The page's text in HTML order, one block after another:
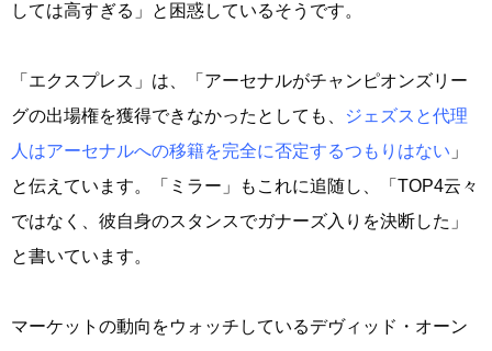
しては高すぎる」と困惑しているそうです。
「エクスプレス」は、「アーセナルがチャンピオンズリー
グの出場権を獲得できなかったとしても、
ジェズスと代理
人はアーセナルへの移籍を完全に否定するつもりはない 」
と伝えています。「ミラー」もこれに追随し、「TOP4云々
ではなく、彼自身のスタンスでガナーズ入りを決断した」
と書いています。
マーケットの動向をウォッチしているデヴィッド・オーン